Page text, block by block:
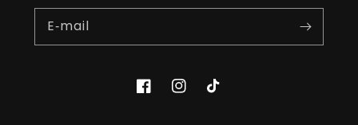
E‑mail
FacebookInstagram
TikTok